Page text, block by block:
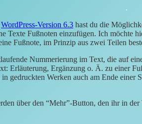
WordPress-Version 6.3 hast du die
Texte Fußnoten einzufügen. Ich möchte
Fußnote, im Prinzip aus zwei Teilen
Nummerierung im Text, die auf
Erläuterung, Ergänzung o. Ä. zu einer
in gedruckten Werken auch am Ende einer
über den “Mehr”-Button, den ihr in